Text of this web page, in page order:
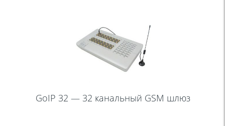
GoIP 32 — 32 канальный GSM шлюз